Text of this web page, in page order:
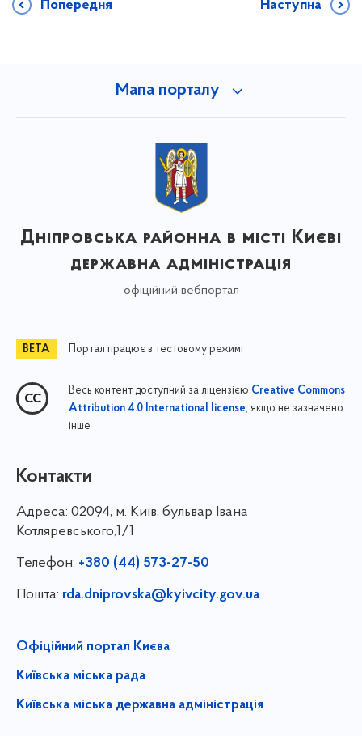
Попередня Наступна
Мапа порталу
Дніпровська районна в місті Києві
державна адміністрація
офіційний вебпортал
Портал працює в тестовому режимі
Весь контент доступний за ліцензією Creative Commons
Attribution 4.0 International license, якщо не зазначено
інше
Контакти
Адреса: 02094, м. Київ, бульвар Івана
Котляревського,1/1
Телефон: +380 (44) 573-27-50
Пошта: rda.dniprovska@kyivcity.gov.ua
Офіційний портал Києва
Київська міська рада
Київська міська державна адміністрація